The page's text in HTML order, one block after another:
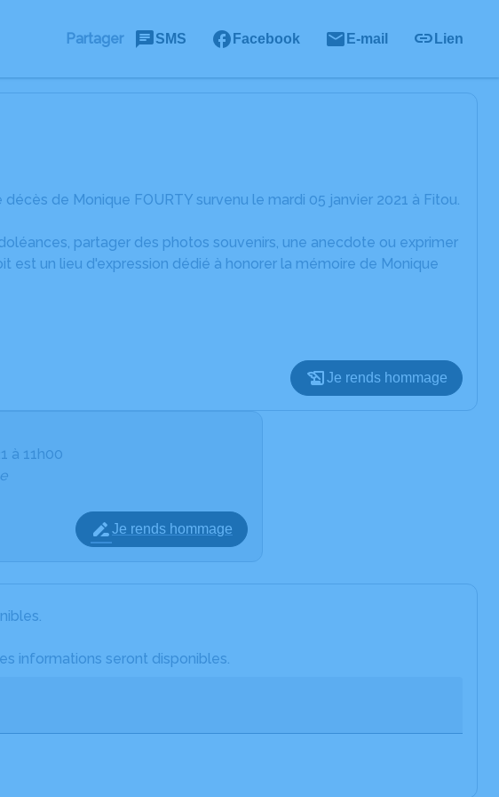
Partager SMS Facebook E-mail Lien
de Monique FOURTY survenu le mardi 05 janvier 2021 à Fitou.
partager des photos souvenirs, une anecdote ou exprimer
un lieu d'expression dédié à honorer la mémoire de Monique
Je rends hommage
à 11h00
Je rends hommage
informations seront disponibles.